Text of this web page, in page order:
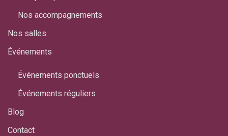
Nos accompagnements
Nos salles
Événements
Événements ponctuels
Événements réguliers
Blog
Contact